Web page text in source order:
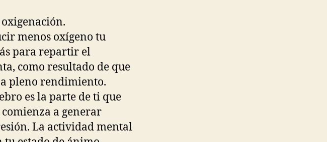
menos oxígeno tu
para repartir el
como resultado de que
pleno rendimiento.
es la parte de ti que
a generar
La actividad mental